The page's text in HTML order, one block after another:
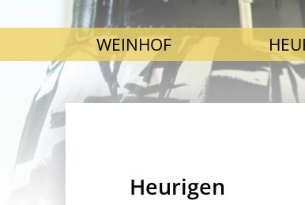
SKIP NAVIGATION
WEINHOF
Heurigen